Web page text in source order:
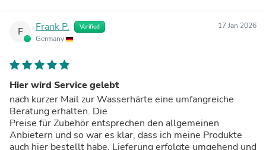
F Frank P. Verified
Germany
17 Jan 2026
Hier wird Service gelebt
nach kurzer Mail zur Wasserhärte eine umfangreiche
Beratung erhalten. Die
Preise für Zubehör entsprechen den allgemeinen
Anbietern und so war es klar, dass ich meine Produkte
auch hier bestellt habe. Lieferung erfolgte umgehend und